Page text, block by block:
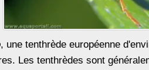
, une tenthrède européenne
Les tenthrèdes sont